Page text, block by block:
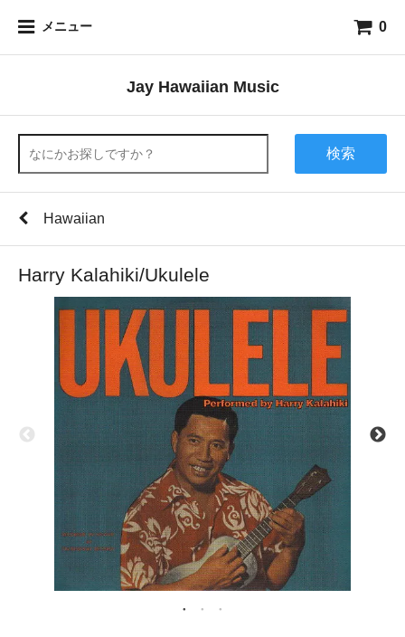
メニュー 0
Jay Hawaiian Music
検索
Hawaiian
Harry Kalahiki/Ukulele